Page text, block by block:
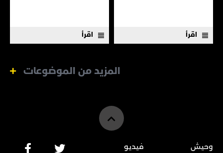
اقرأ اقرأ
المزيد من الموضوعات
وحيش
فيديو